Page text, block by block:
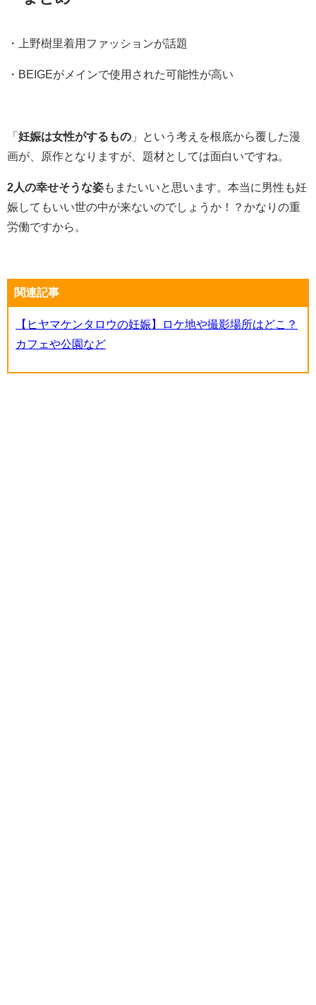
・上野樹里着用ファッションが話題
・BEIGEがメインで使用された可能性が高い
「 妊娠は女性がするもの 」という考えを根底から覆した漫
画が、原作となりますが、題材としては面白いですね。
2人の幸せそうな姿もまたいいと思います。本当に男性も妊
娠してもいい世の中が来ないのでしょうか！？かなりの重
労働ですから。
関連記事
【ヒヤマケンタロウの妊娠】ロケ地や撮影場所はどこ？
カフェや公園など